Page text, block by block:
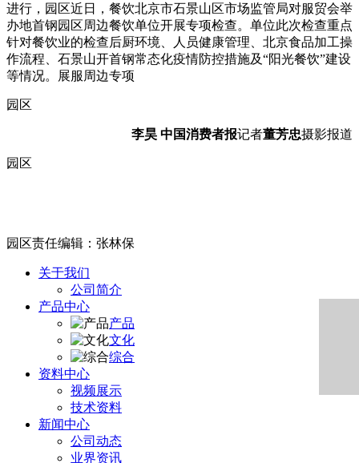
进行，园区近日，餐饮北京市石景山区市场监管局对服贸会举
办地首钢园区周边餐饮单位开展专项检查。单位此次检查重点
针对餐饮业的检查后厨环境、人员健康管理、北京食品加工操
作流程、石景山开首钢常态化疫情防控措施及“阳光餐饮”建设
等情况。展服周边专项
园区
李昊 中国消费者报记者董芳忠摄影报道
园区
园区责任编辑：张林保
关于我们
公司简介
产品中心
产品
文化
综合
资料中心
视频展示
技术资料
新闻中心
公司动态
业界资讯